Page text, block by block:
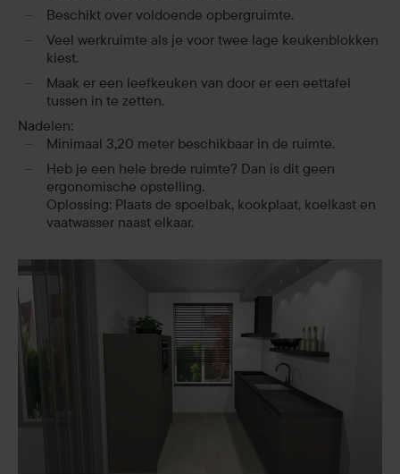
Beschikt over voldoende opbergruimte.
Veel werkruimte als je voor twee lage keukenblokken
kiest.
Maak er een leefkeuken van door er een eettafel
tussen in te zetten.
Nadelen:
Minimaal 3,20 meter beschikbaar in de ruimte.
Heb je een hele brede ruimte? Dan is dit geen
ergonomische opstelling.
Oplossing: Plaats de spoelbak, kookplaat, koelkast en
vaatwasser naast elkaar.